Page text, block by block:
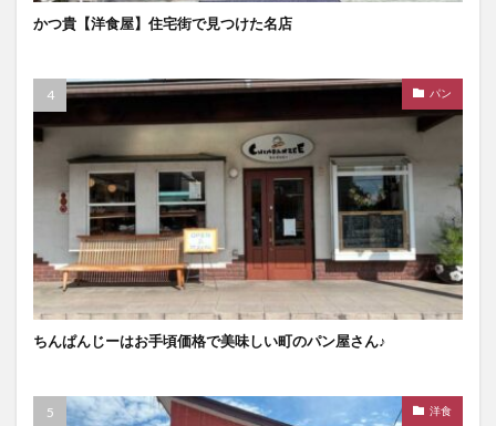
かつ貴【洋食屋】住宅街で見つけた名店
パン
ちんぱんじーはお手頃価格で美味しい町のパン屋さん♪
洋食